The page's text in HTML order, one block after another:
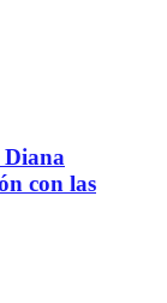
Diana
con las